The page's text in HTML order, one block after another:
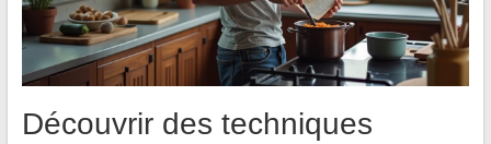
Découvrir des techniques